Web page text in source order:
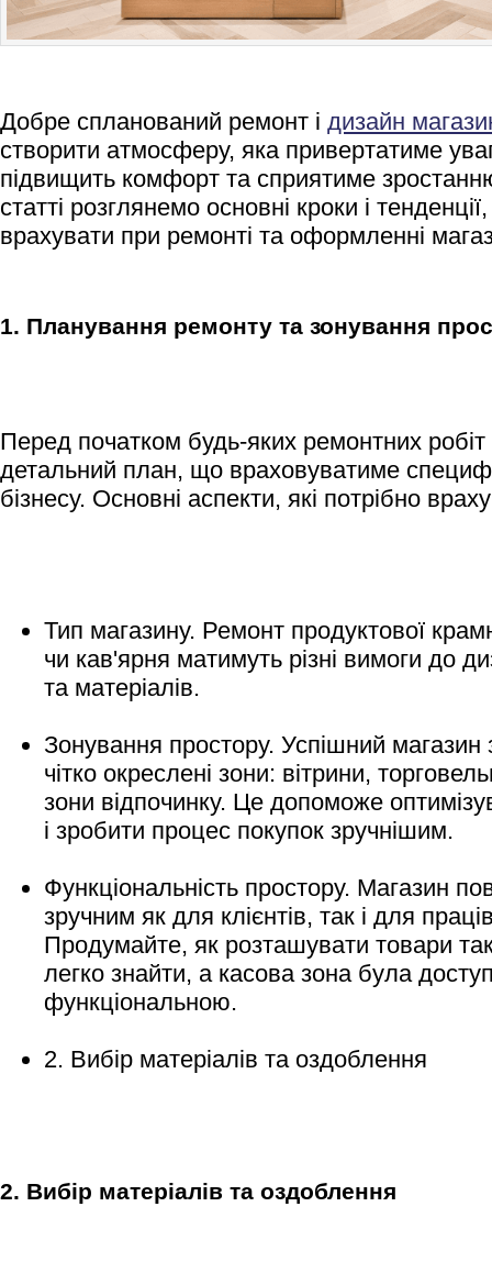
Добре спланований ремонт і дизайн
створити атмосферу, яка привертатиме
підвищить комфорт та сприятиме
статті розглянемо основні кроки і
врахувати при ремонті та оформленні
1. Планування ремонту та зонування
Перед початком будь-яких ремонтних
детальний план, що враховуватиме
бізнесу. Основні аспекти, які потрібно
Тип магазину. Ремонт продуктової
чи кав'ярня матимуть різні вимоги до
та матеріалів.
Зонування простору. Успішний магазин
чітко окреслені зони: вітрини,
зони відпочинку. Це допоможе
і зробити процес покупок зручнішим.
Функціональність простору. Магазин
зручним як для клієнтів, так і для
Продумайте, як розташувати товари
легко знайти, а касова зона була
функціональною.
2. Вибір матеріалів та оздоблення
2. Вибір матеріалів та оздоблення